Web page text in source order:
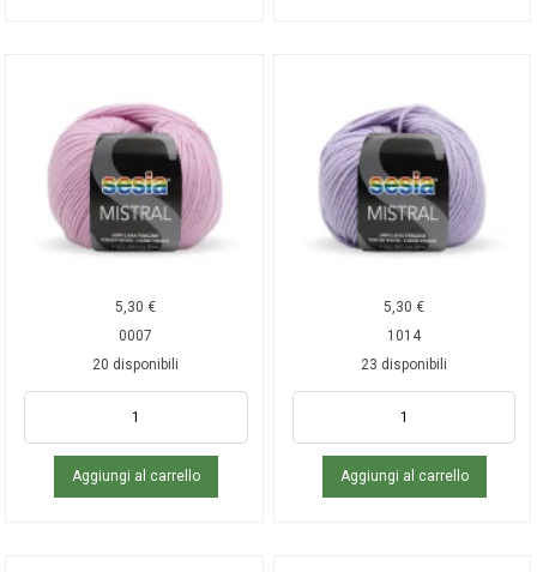
5,30€
0007
20 disponibili
Aggiungi al carrello
5,30€
1014
23 disponibili
Aggiungi al carrello